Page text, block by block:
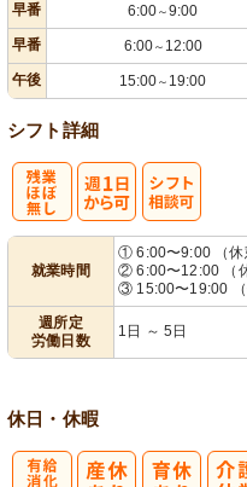
早番
6:00～9:00
早番 6:00～ 12:00
午後 15:00～ 19:00
シフト詳細
就業時間
① 6:00〜9:00 （休
② 6:00〜12:00 （
③ 15:00〜19:00 （
週所定
労働日数
1日 ～ 5日
休日・休暇